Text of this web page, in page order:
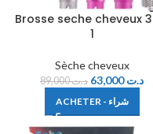
Brosse seche cheveux
1
Sèche cheveux
د.ت89,000 د.ت63,000
ACHETER - شراء